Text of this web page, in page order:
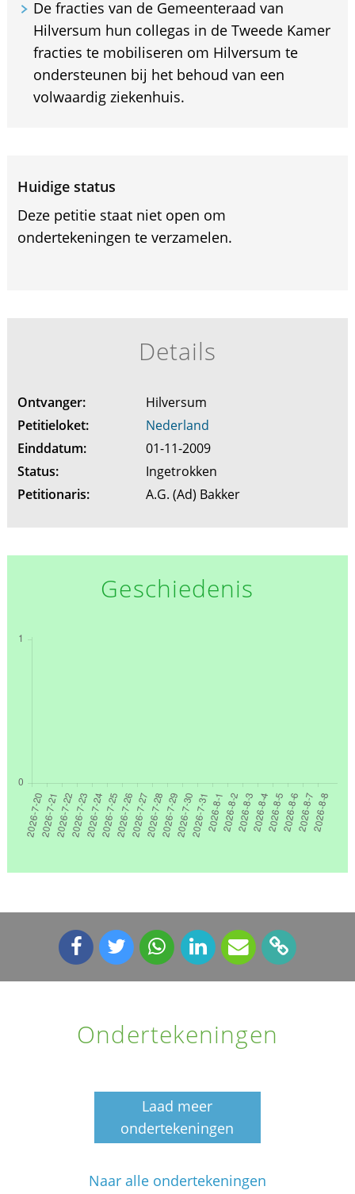
De fracties van de Gemeenteraad van
Hilversum hun collegas in de Tweede Kamer
fracties te mobiliseren om Hilversum te
ondersteunen bij het behoud van een
volwaardig ziekenhuis.
Huidige status
Deze petitie staat niet open om
ondertekeningen te verzamelen.
Details
Ontvanger:
Hilversum
Petitieloket:
Nederland
Einddatum:
01-11-2009
Status:
Ingetrokken
Petitionaris:
A.G. (Ad) Bakker
Geschiedenis
Ondertekeningen
Laad meer
ondertekeningen
Naar alle ondertekeningen